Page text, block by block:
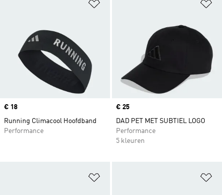
Price
€ 18
Running Climacool Hoofdband
Performance
Price
€ 25
DAD PET MET SUBTIEL LOGO
Performance
5 kleuren